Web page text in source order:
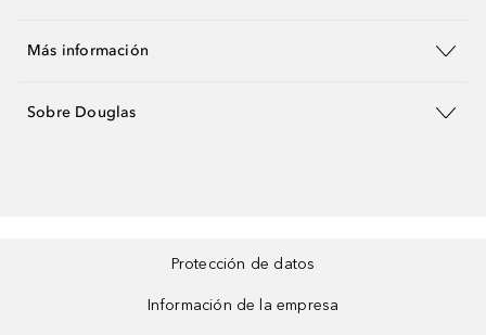
Más información
Sobre Douglas
Protección de datos
Información de la empresa